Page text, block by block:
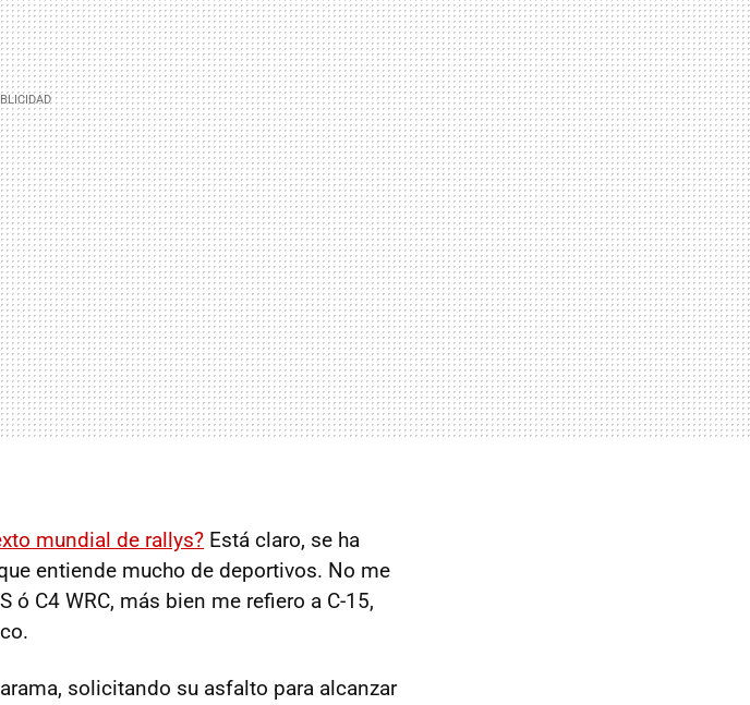
mundial de rallys? Está claro, se ha
entiende mucho de deportivos. No me
ó C4 WRC, más bien me refiero a C-15,
solicitando su asfalto para alcanzar